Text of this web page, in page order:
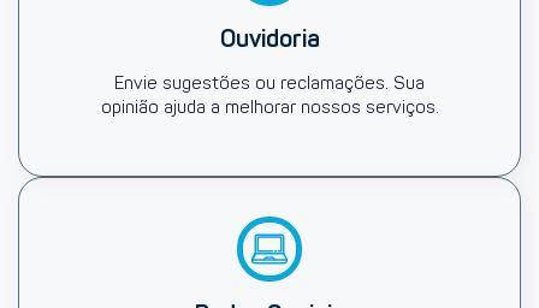
Ouvidoria
Envie sugestões ou reclamações. Sua
opinião ajuda a melhorar nossos serviços.